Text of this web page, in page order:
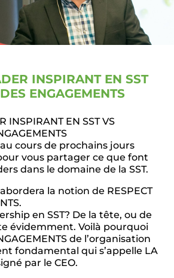
INSPIRANT EN SST
ENGAGEMENTS
INSPIRANT EN SST VS
cours de prochains jours
vous partager ce que font
dans le domaine de la SST.
la notion de RESPECT
en SST? De la tête, ou de
évidemment. Voilà pourquoi
de l’organisation
fondamental qui s’appelle LA
par le CEO.